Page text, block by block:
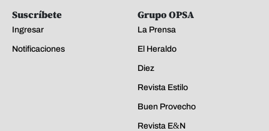
Suscríbete
Ingresar
Notificaciones
Grupo OPSA
La Prensa
El Heraldo
Diez
Revista Estilo
Buen Provecho
Revista E&N